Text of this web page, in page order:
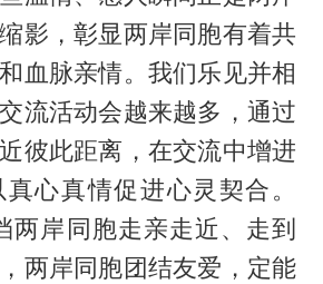
影，彰显两岸同胞有着共
血脉亲情。我们乐见并相
流活动会越来越多，通过
彼此距离，在交流中增进
心真情促进心灵契合。
两岸同胞走亲走近、走到
两岸同胞团结友爱，定能